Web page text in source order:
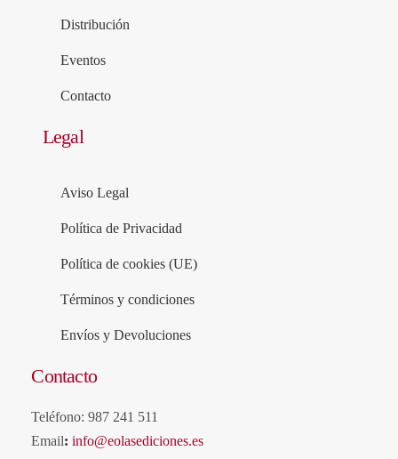
Distribución
Eventos
Contacto
Legal
Aviso Legal
Política de Privacidad
Política de cookies (UE)
Términos y condiciones
Envíos y Devoluciones
Contacto
Teléfono: 987 241 511
Email:info@eolasediciones.es